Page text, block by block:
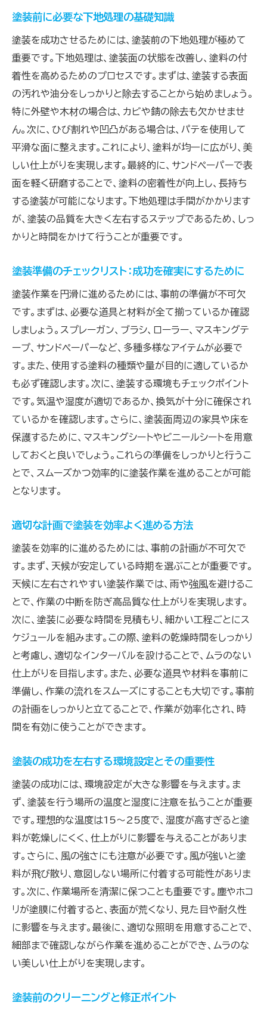
塗装前に必要な下地処理の基礎知識
塗装を成功させるためには、塗装前の下地処理が極めて
重要です。下地処理は、塗装面の状態を改善し、塗料の付
着性を高めるためのプロセスです。まずは、塗装する表面
の汚れや油分をしっかりと除去することから始めましょう。
特に外壁や木材の場合は、カビや錆の除去も欠かせませ
ん。次に、ひび割れや凹凸がある場合は、パテを使用して
平滑な面に整えます。これにより、塗料が均一に広がり、美
しい仕上がりを実現します。最終的に、サンドペーパーで表
面を軽く研磨することで、塗料の密着性が向上し、長持ち
する塗装が可能になります。下地処理は手間がかかります
が、塗装の品質を大きく左右するステップであるため、しっ
かりと時間をかけて行うことが重要です。
塗装準備のチェックリスト：成功を確実にするために
塗装作業を円滑に進めるためには、事前の準備が不可欠
です。まずは、必要な道具と材料が全て揃っているか確認
しましょう。スプレーガン、ブラシ、ローラー、マスキングテ
ープ、サンドペーパーなど、多種多様なアイテムが必要で
す。また、使用する塗料の種類や量が目的に適しているか
も必ず確認します。次に、塗装する環境もチェックポイント
です。気温や湿度が適切であるか、換気が十分に確保され
ているかを確認します。さらに、塗装面周辺の家具や床を
保護するために、マスキングシートやビニールシートを用意
しておくと良いでしょう。これらの準備をしっかりと行うこ
とで、スムーズかつ効率的に塗装作業を進めることが可能
となります。
適切な計画で塗装を効率よく進める方法
塗装を効率的に進めるためには、事前の計画が不可欠で
す。まず、天候が安定している時期を選ぶことが重要です。
天候に左右されやすい塗装作業では、雨や強風を避けるこ
とで、作業の中断を防ぎ高品質な仕上がりを実現します。
次に、塗装に必要な時間を見積もり、細かい工程ごとにス
ケジュールを組みます。この際、塗料の乾燥時間をしっかり
と考慮し、適切なインターバルを設けることで、ムラのない
仕上がりを目指します。また、必要な道具や材料を事前に
準備し、作業の流れをスムーズにすることも大切です。事前
の計画をしっかりと立てることで、作業が効率化され、時
間を有効に使うことができます。
塗装の成功を左右する環境設定とその重要性
塗装の成功には、環境設定が大きな影響を与えます。ま
ず、塗装を行う場所の温度と湿度に注意を払うことが重要
です。理想的な温度は15〜25度で、湿度が高すぎると塗
料が乾燥しにくく、仕上がりに影響を与えることがありま
す。さらに、風の強さにも注意が必要です。風が強いと塗
料が飛び散り、意図しない場所に付着する可能性がありま
す。次に、作業場所を清潔に保つことも重要です。塵やホコ
リが塗膜に付着すると、表面が荒くなり、見た目や耐久性
に影響を与えます。最後に、適切な照明を用意することで、
細部まで確認しながら作業を進めることができ、ムラのな
い美しい仕上がりを実現します。
塗装前のクリーニングと修正ポイント